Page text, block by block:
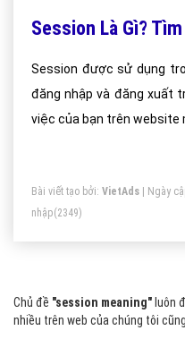
Session Là Gì?
Session được sử dụng
đăng nhập và đăng xuất
việc của bạn trên website
Bài viết tạo bởi: VietAds | Ngày
nhập(2349)
Chủ đề "session meaning" luôn
nhiều trên web của chúng tôi